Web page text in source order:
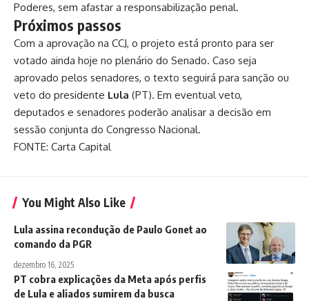
Poderes, sem afastar a responsabilização penal.
Próximos passos
Com a aprovação na CCJ, o projeto está pronto para ser
votado ainda hoje no plenário do Senado. Caso seja
aprovado pelos senadores, o texto seguirá para sanção ou
veto do presidente Lula (PT). Em eventual veto,
deputados e senadores poderão analisar a decisão em
sessão conjunta do Congresso Nacional.
FONTE: Carta Capital
You Might Also Like
Lula assina recondução de Paulo Gonet ao
comando da PGR
dezembro 16, 2025
PT cobra explicações da Meta após perfis
de Lula e aliados sumirem da busca